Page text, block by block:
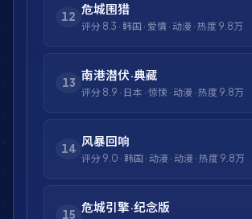
12
危城围猎
评分 8.3 · 韩国 · 爱情 · 动漫 · 热度 9.8万
13
南港潜伏·典藏
评分 8.9 · 日本 · 惊悚 · 动漫 · 热度 9.8万
14
风暴回响
评分 9.0 · 韩国 · 动漫 · 动漫 · 热度 9.8万
15
危城引擎·纪念版